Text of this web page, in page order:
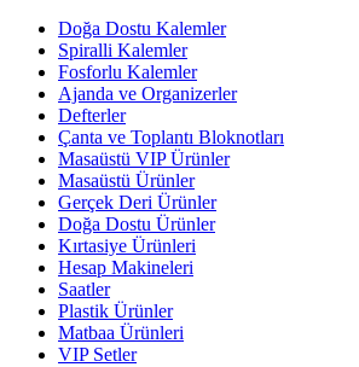
Doğa Dostu Kalemler
Spiralli Kalemler
Fosforlu Kalemler
Ajanda ve Organizerler
Defterler
Çanta ve Toplantı Bloknotları
Masaüstü VIP Ürünler
Masaüstü Ürünler
Gerçek Deri Ürünler
Doğa Dostu Ürünler
Kırtasiye Ürünleri
Hesap Makineleri
Saatler
Plastik Ürünler
Matbaa Ürünleri
VIP Setler